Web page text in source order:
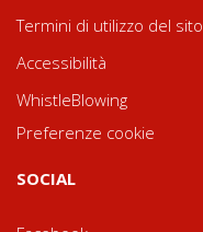
Termini di utilizzo del sito
Accessibilità
WhistleBlowing
Preferenze cookie
SOCIAL